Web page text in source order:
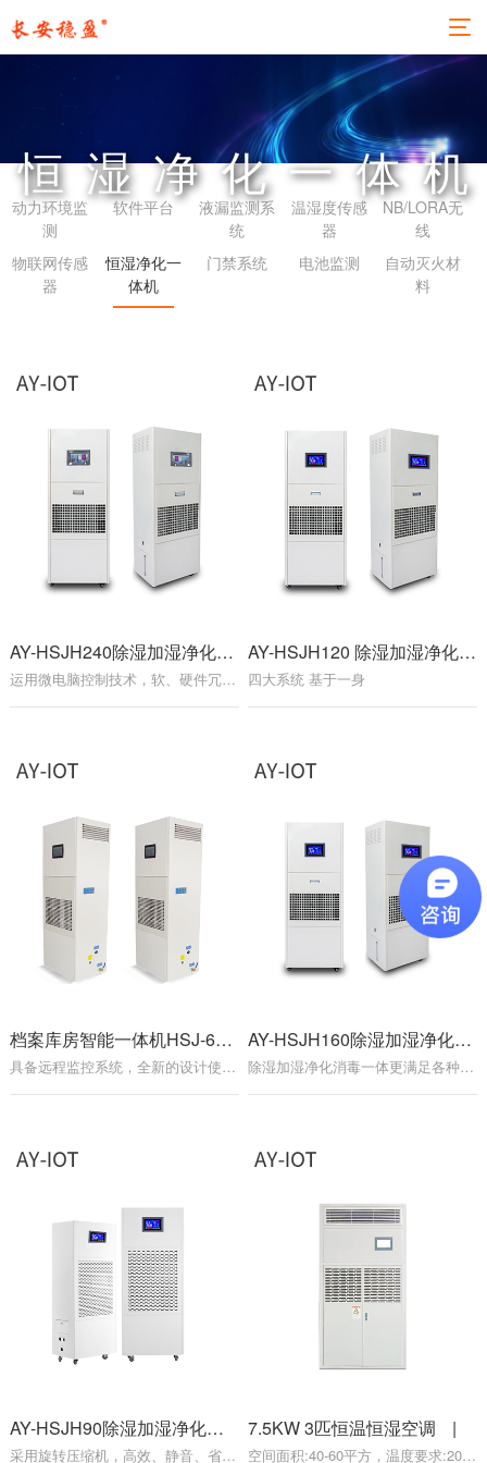
恒湿净化一体
动力环境监
测
软件平台
液漏监测系
统
温湿度传感
器
NB/LORA无
线
物联网传感
器
恒湿净化一
体机
门禁系统 电池监测
自动灭火材
料
AY-HSJH240除湿加湿净化消毒一体机 |
运用微电脑控制技术，软、硬件冗余和容错设计
AY-HSJH120 除湿加湿净化消毒一体机
四大系统 基于一身
档案库房智能一体机HSJ-60L |
具备远程监控系统，全新的设计使设备结构更为合理，实现了多功能设备的自动控制运行。并自动记录储存库房温湿度数据，便于打印纸质长期保存，是档案库房必备的自动控制设备。
AY-HSJH160除湿加湿净化消毒一体机
除湿加湿净化消毒一体更满足各种环境恒温恒湿环境要求
AY-HSJH90除湿加湿净化消毒一体机 |
采用旋转压缩机，高效、静音、省电,压缩机漏氟保护功能，3分钟延时保护功能
7.5KW 3匹恒温恒湿空调 |
空间面积:40-60平方，温度要求:20-25℃，湿度要求:50%-70%